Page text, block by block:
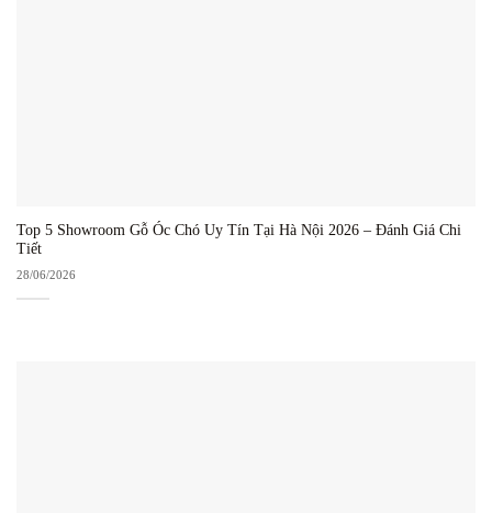
Top 5 Showroom Gỗ Óc Chó Uy Tín Tại Hà Nội 2026 – Đánh Giá Chi
Tiết
28/06/2026